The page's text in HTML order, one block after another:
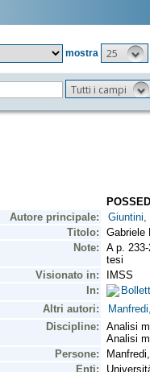
mostra
25
Tutti i campi